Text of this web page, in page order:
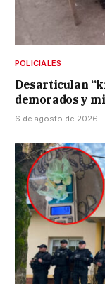
POLICIALES
Desarticulan
demorados y
6 de agosto de 2026